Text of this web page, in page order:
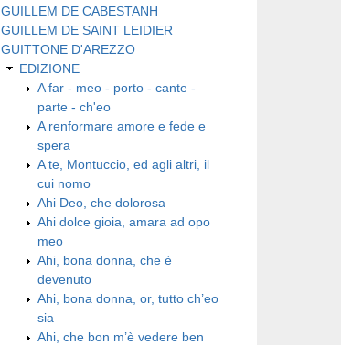
GUILLEM DE CABESTANH
GUILLEM DE SAINT LEIDIER
GUITTONE D'AREZZO
EDIZIONE
A far - meo - porto - cante -
parte - ch'eo
A renformare amore e fede e
spera
A te, Montuccio, ed agli altri, il
cui nomo
Ahi Deo, che dolorosa
Ahi dolce gioia, amara ad opo
meo
Ahi, bona donna, che è
devenuto
Ahi, bona donna, or, tutto ch’eo
sia
Ahi, che bon m’è vedere ben